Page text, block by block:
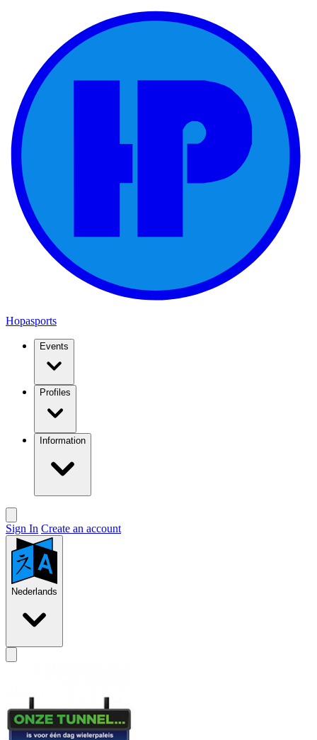
Hopasports
Events
Profiles
Information
Sign In Create an account
Nederlands